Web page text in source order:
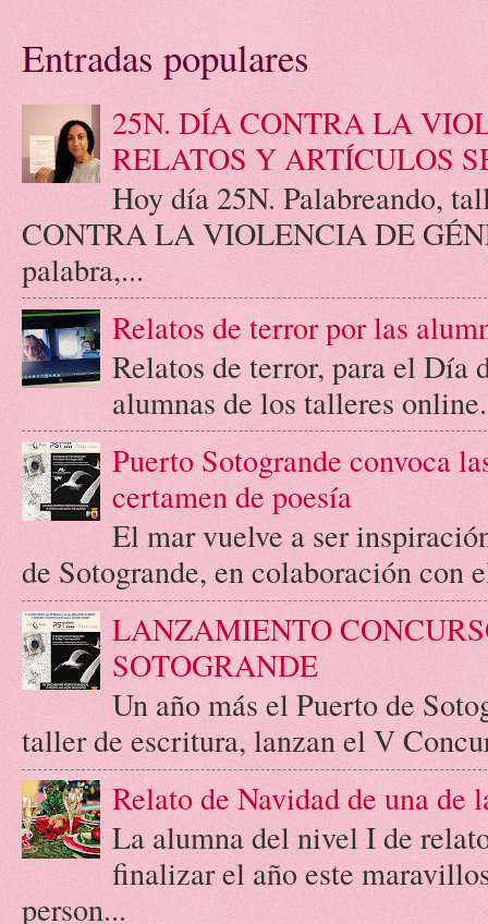
Entradas populares
25N. DÍA CONTRA LA
RELATOS Y ARTÍCULOS
Hoy día 25N. Palabreando,
CONTRA LA VIOLENCIA DE
palabra,...
Relatos de terror por las
Relatos de terror, para el Día
alumnas de los talleres
Puerto Sotogrande convoca
certamen de poesía
El mar vuelve a ser
de Sotogrande, en colaboración con
LANZAMIENTO
SOTOGRANDE
Un año más el Puerto de
taller de escritura, lanzan el V
Relato de Navidad de una de
La alumna del nivel I de
finalizar el año este
person...